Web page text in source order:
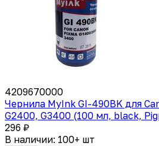
4209670000
Чернила MyInk GI-490BK для
G2400, G3400 (100 мл, black,
296 ₽
В наличии: 100+ шт